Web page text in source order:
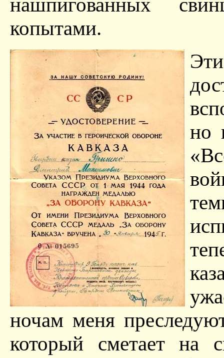
нашпигованных
копытами.
но
ночам меня
который сметает на